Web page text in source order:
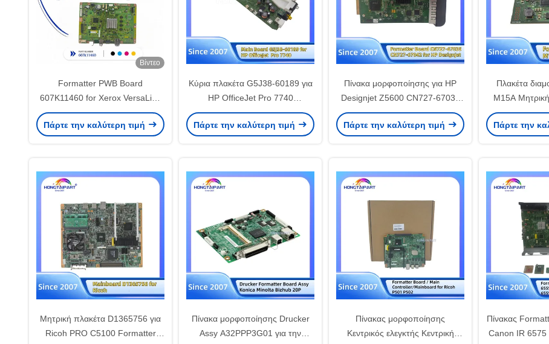
Βίντεο
Formatter PWB Board
607K11460 for Xerox VersaLink
B405 Main Logic Board
Πάρτε την καλύτερη τιμή
Κύρια πλακέτα G5J38-60189 για
HP OfficeJet Pro 7740
Τυποποιητής μορφοποίησης
εκτυπωτή Logic Board
Πάρτε την καλύτερη τιμή
Πίνακα μορφοποίησης για HP
Designjet Z5600 CN727-67035
CN727-67042 με σκληρό δίσκο
HDD Main Board
Πάρτε την καλύτερη τιμή
Πλακέτα
M15A
Πλακέτα
Πάρτε την
Μητρική πλακέτα D1365756 για
Ricoh PRO C5100 Formatter
Πίνακα μορφοποίησης Drucker
Assy A32PPP3G01 για την
Πίνακας μορφοποίησης
Κεντρικός ελεγκτής Κεντρική
Πίνακας
Canon IR 6575